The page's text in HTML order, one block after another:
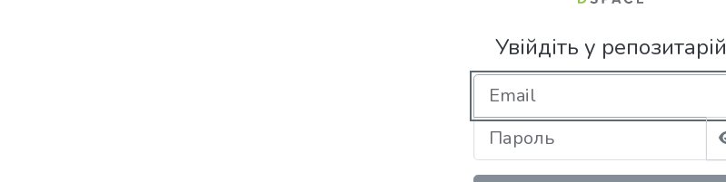
Увійдіть у репозитарій